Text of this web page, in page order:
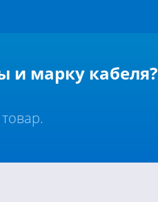
и марку кабеля?